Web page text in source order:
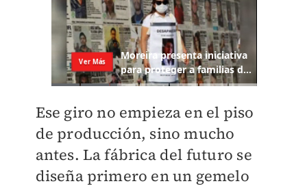
Ese giro no empieza en el piso
de producción, sino mucho
antes. La fábrica del futuro se
diseña primero en un gemelo